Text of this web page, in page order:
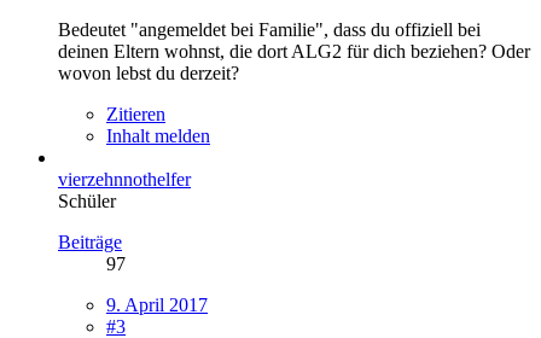
Bedeutet "angemeldet bei Familie", dass du offiziell bei
deinen Eltern wohnst, die dort ALG2 für dich beziehen? Oder
wovon lebst du derzeit?
Zitieren
Inhalt melden
vierzehnnothelfer
Schüler
Beiträge
97
9. April 2017
#3